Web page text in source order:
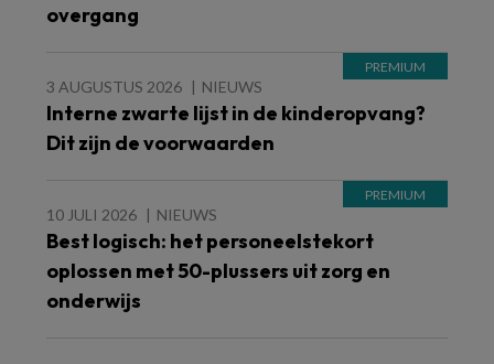
overgang
3 AUGUSTUS 2026 NIEUWS
Interne zwarte lijst in de kinderopvang?
Dit zijn de voorwaarden
10 JULI 2026 NIEUWS
Best logisch: het personeelstekort
oplossen met 50-plussers uit zorg en
onderwijs